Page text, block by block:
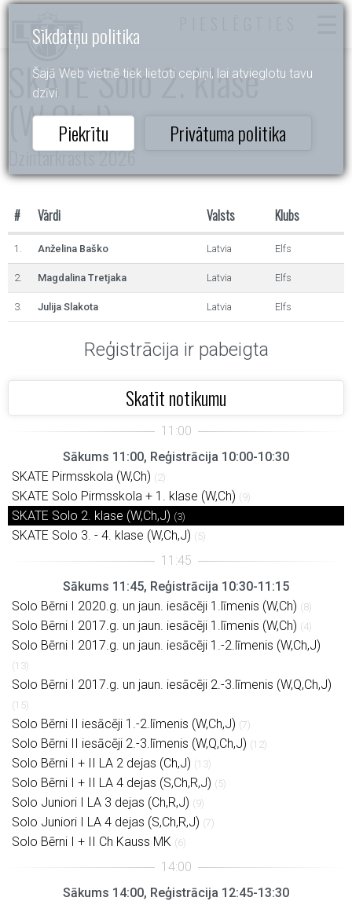
Sīkdatņu politika
Šajā Web vietnē tiek lietoti cepiņi, lai atvieglotu tavu
dzīvi.
Piekrītu Privātuma politika
SKATE Solo 2. klase
(W,Ch,J)
Dzintarkrasts 2026
# Vārdi Valsts Klubs
1. Anželina Baško Latvia Elfs
2. Magdalina Tretjaka Latvia Elfs
3. Julija Slakota Latvia Elfs
Reģistrācija ir pabeigta
Skatīt notikumu
Sākums 11:00, Reģistrācija 10:00-10:30
SKATE Pirmsskola (W,Ch) (2)
SKATE Solo Pirmsskola + 1. klase (W,Ch) (9)
SKATE Solo 2. klase (W,Ch,J) (3)
SKATE Solo 3. - 4. klase (W,Ch,J) (5)
Sākums 11:45, Reģistrācija 10:30-11:15
Solo Bērni I 2020.g. un jaun. iesācēji 1.līmenis (W,Ch) (8)
Solo Bērni I 2017.g. un jaun. iesācēji 1.līmenis (W,Ch) (4)
Solo Bērni I 2017.g. un jaun. iesācēji 1.-2.līmenis (W,Ch,J)
(13)
Solo Bērni I 2017.g. un jaun. iesācēji 2.-3.līmenis (W,Q,Ch,J)
(15)
Solo Bērni II iesācēji 1.-2.līmenis (W,Ch,J) (7)
Solo Bērni II iesācēji 2.-3.līmenis (W,Q,Ch,J) (12)
Solo Bērni I + II LA 2 dejas (Ch,J) (13)
Solo Bērni I + II LA 4 dejas (S,Ch,R,J) (5)
Solo Juniori I LA 3 dejas (Ch,R,J) (9)
Solo Juniori I LA 4 dejas (S,Ch,R,J) (7)
Solo Bērni I + II Ch Kauss MK (6)
Sākums 14:00, Reģistrācija 12:45-13:30